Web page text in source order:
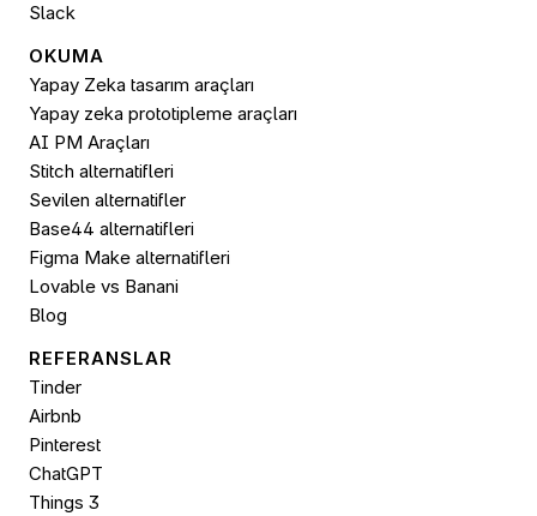
Slack
OKUMA
Yapay Zeka tasarım araçları
Yapay zeka prototipleme araçları
AI PM Araçları
Stitch alternatifleri
Sevilen alternatifler
Base44 alternatifleri
Figma Make alternatifleri
Lovable vs Banani
Blog
REFERANSLAR
Tinder
Airbnb
Pinterest
ChatGPT
Things 3